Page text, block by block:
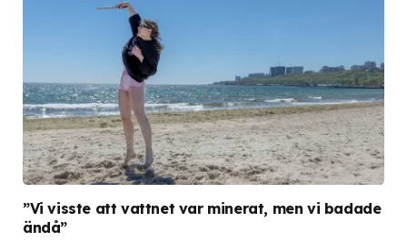
”Vi visste att vattnet var minerat, men vi badade
ändå”